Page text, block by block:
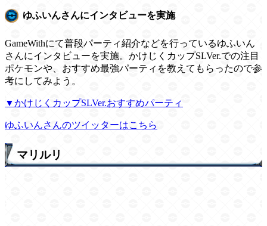
ゆふいんさんにインタビューを実施
GameWithにて普段パーティ紹介などを行っているゆふいん
さんにインタビューを実施。かけじくカップSLVer.での注目
ポケモンや、おすすめ最強パーティを教えてもらったので参
考にしてみよう。
▼かけじくカップSLVer.おすすめパーティ
ゆふいんさんのツイッターはこちら
マリルリ